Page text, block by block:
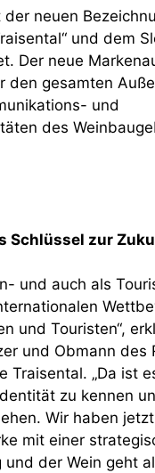
neuen
und dem
Der neue
den gesamten
und
des
Schlüssel zur
und auch als
und Touristen“,
und Obmann des
Traisental. „Da ist
zu kennen
Wir haben
mit einer
und der Wein geht